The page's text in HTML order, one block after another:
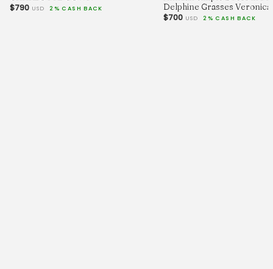
$790 USD 2% CASH BACK
Delphine Grasses Veronica
$700 USD 2% CASH BACK